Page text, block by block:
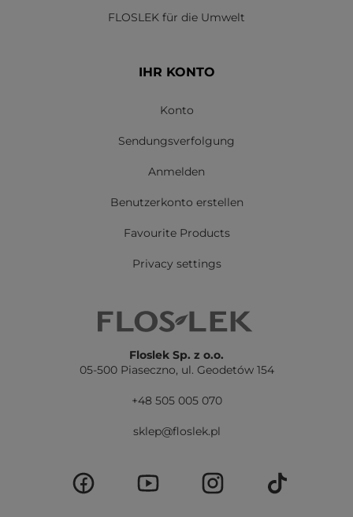
FLOSLEK für die Umwelt
IHR KONTO
Konto
Sendungsverfolgung
Anmelden
Benutzerkonto erstellen
Favourite Products
Privacy settings
Floslek Sp. z o.o.
05-500 Piaseczno, ul. Geodetów 154
+48 505 005 070
sklep@floslek.pl